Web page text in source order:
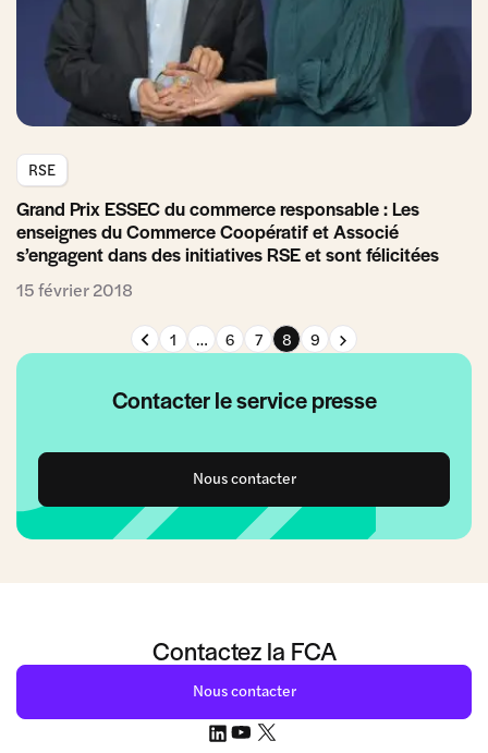
Contacter le service presse
Nous contacter
RSE
Grand Prix ESSEC du commerce responsable : Les
enseignes du Commerce Coopératif et Associé
s’engagent dans des initiatives RSE et sont félicitées
15 février 2018
Page précédente
1 … 6 7 8 9
Page suivante
Contactez la FCA
Nous contacter